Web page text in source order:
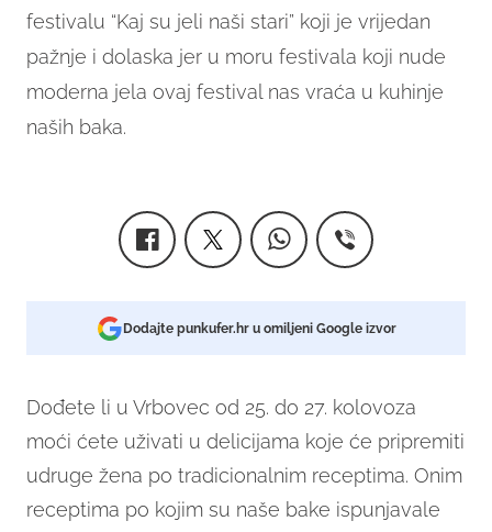
festivalu “Kaj su jeli naši stari” koji je vrijedan
pažnje i dolaska jer u moru festivala koji nude
moderna jela ovaj festival nas vraća u kuhinje
naših baka.
Dodajte punkufer.hr u omiljeni Google izvor
Dođete li u Vrbovec od 25. do 27. kolovoza
moći ćete uživati u delicijama koje će pripremiti
udruge žena po tradicionalnim receptima. Onim
receptima po kojim su naše bake ispunjavale